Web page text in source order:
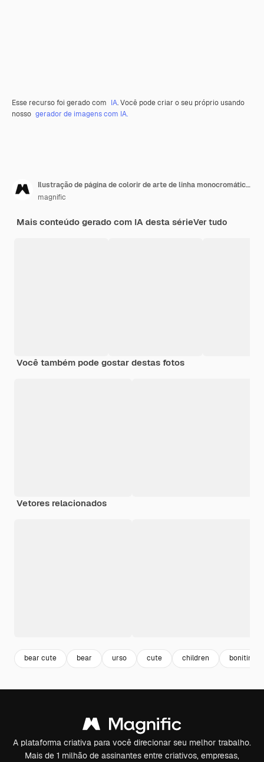
Esse recurso foi gerado com IA. Você pode criar o seu próprio usando
nosso gerador de imagens com IA.
Ilustração de página de colorir de arte de linha monocromática de urso
magnific
Mais conteúdo gerado com IA desta sérieVer tudo
Você também pode gostar destas fotos
Vetores relacionados
bear cute bear urso cute children bonitinho
A plataforma criativa para você direcionar seu melhor trabalho.
Mais de 1 milhão de assinantes entre criativos, empresas,